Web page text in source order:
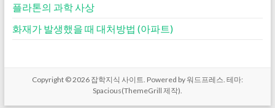
플라톤의 과학 사상
화재가 발생했을 때 대처방법 (아파트)
Copyright © 2026 잡학지식 사이트 . Powered by워드프레스 . 테마:
Spacious(ThemeGrill 제작).